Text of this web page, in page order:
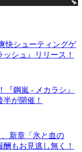
快シューティングゲ
シュ』リリース！
鋼嵐 - メカラシ』
が開催！
新章「氷と血の
もお見逃し無く！